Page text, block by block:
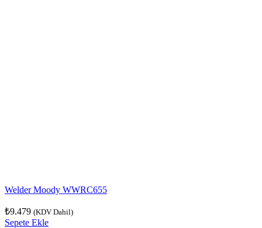
Welder Moody WWRC655
₺9.479 (KDV Dahil)
Sepete Ekle